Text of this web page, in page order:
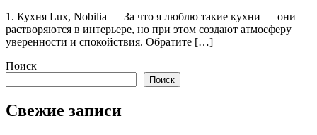
1. Кухня Lux, Nobilia — За что я люблю такие кухни — они
растворяются в интерьере, но при этом создают атмосферу
уверенности и спокойствия. Обратите […]
Поиск
Поиск
Свежие записи